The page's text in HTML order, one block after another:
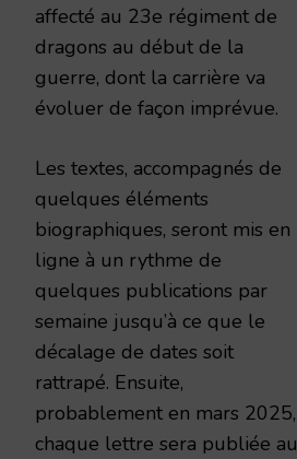
affecté au 23e régiment de
dragons au début de la
guerre, dont la carrière va
évoluer de façon imprévue.
Les textes, accompagnés de
quelques éléments
biographiques, seront mis en
ligne à un rythme de
quelques publications par
semaine jusqu’à ce que le
décalage de dates soit
rattrapé. Ensuite,
probablement en mars 2025,
chaque lettre sera publiée au